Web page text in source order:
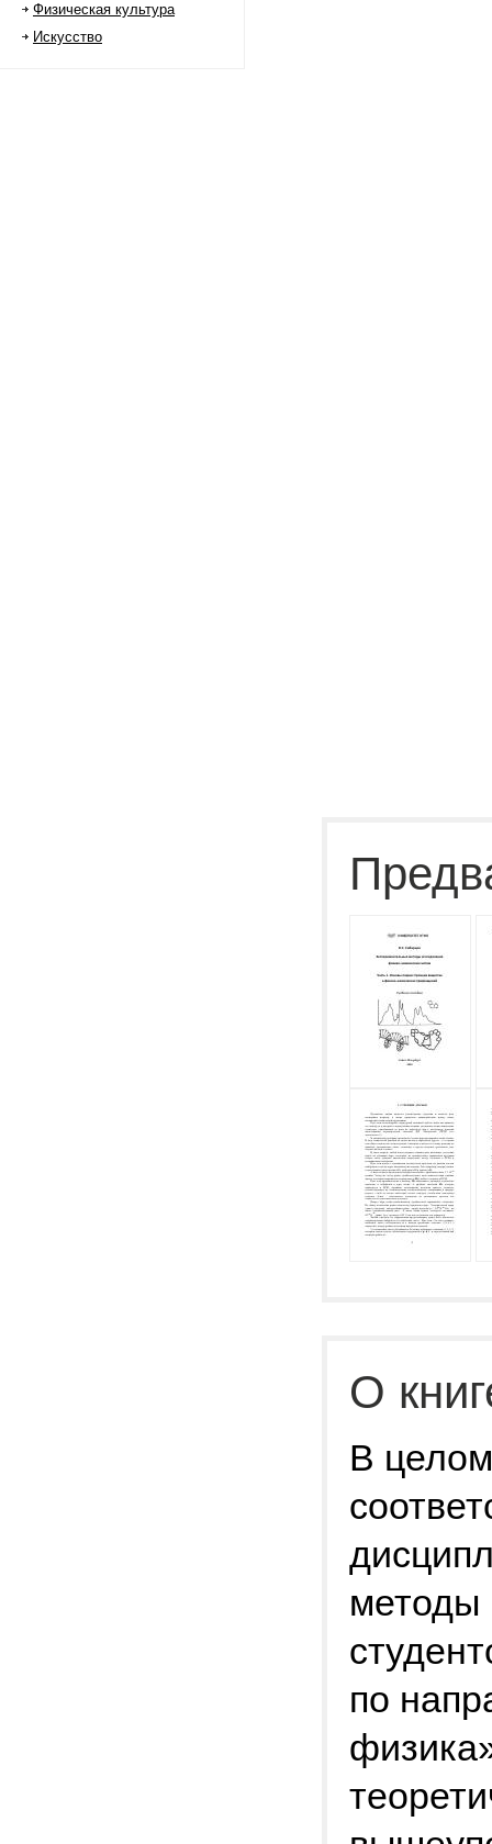
Физическая культура
Искусство
О
В
методы
по